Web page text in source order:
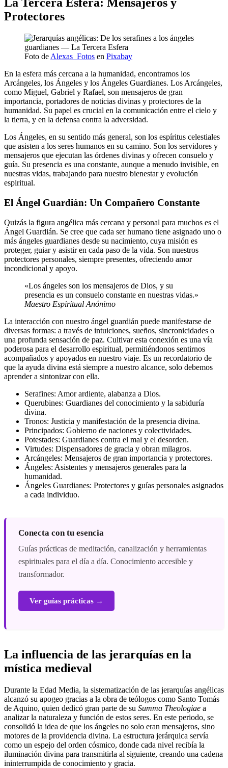
La Tercera Esfera: Mensajeros y
Protectores
Foto de Alexas_Fotos en Pixabay
En la esfera más cercana a la humanidad, encontramos los
Arcángeles, los Ángeles y los Ángeles Guardianes. Los Arcángeles,
como Miguel, Gabriel y Rafael, son mensajeros de gran
importancia, portadores de noticias divinas y protectores de la
humanidad. Su papel es crucial en la comunicación entre el cielo y
la tierra, y en la defensa contra la adversidad.
Los Ángeles, en su sentido más general, son los espíritus celestiales
que asisten a los seres humanos en su camino. Son los servidores y
mensajeros que ejecutan las órdenes divinas y ofrecen consuelo y
guía. Su presencia es una constante, aunque a menudo invisible, en
nuestras vidas, trabajando para nuestro bienestar y evolución
espiritual.
El Ángel Guardián: Un Compañero Constante
Quizás la figura angélica más cercana y personal para muchos es el
Ángel Guardián. Se cree que cada ser humano tiene asignado uno o
más ángeles guardianes desde su nacimiento, cuya misión es
proteger, guiar y asistir en cada paso de la vida. Son nuestros
protectores personales, siempre presentes, ofreciendo amor
incondicional y apoyo.
«Los ángeles son los mensajeros de Dios, y su
presencia es un consuelo constante en nuestras vidas.»
Maestro Espiritual Anónimo
La interacción con nuestro ángel guardián puede manifestarse de
diversas formas: a través de intuiciones, sueños, sincronicidades o
una profunda sensación de paz. Cultivar esta conexión es una vía
poderosa para el desarrollo espiritual, permitiéndonos sentirnos
acompañados y apoyados en nuestro viaje. Es un recordatorio de
que la ayuda divina está siempre a nuestro alcance, solo debemos
aprender a sintonizar con ella.
Serafines: Amor ardiente, alabanza a Dios.
Querubines: Guardianes del conocimiento y la sabiduría
divina.
Tronos: Justicia y manifestación de la presencia divina.
Principados: Gobierno de naciones y colectividades.
Potestades: Guardianes contra el mal y el desorden.
Virtudes: Dispensadores de gracia y obran milagros.
Arcángeles: Mensajeros de gran importancia y protectores.
Ángeles: Asistentes y mensajeros generales para la
humanidad.
Ángeles Guardianes: Protectores y guías personales asignados
a cada individuo.
Conecta con tu esencia
Guías prácticas de meditación, canalización y herramientas
espirituales para el día a día. Conocimiento accesible y
transformador.
Ver guías prácticas →
La influencia de las jerarquías en la
mística medieval
Durante la Edad Media, la sistematización de las jerarquías angélicas
alcanzó su apogeo gracias a la obra de teólogos como Santo Tomás
de Aquino, quien dedicó gran parte de su Summa Theologiae a
analizar la naturaleza y función de estos seres. En este periodo, se
consolidó la idea de que los ángeles no solo eran mensajeros, sino
motores de la providencia divina. La estructura jerárquica servía
como un espejo del orden cósmico, donde cada nivel recibía la
iluminación divina para transmitirla al siguiente, creando una cadena
ininterrumpida de conocimiento y gracia.